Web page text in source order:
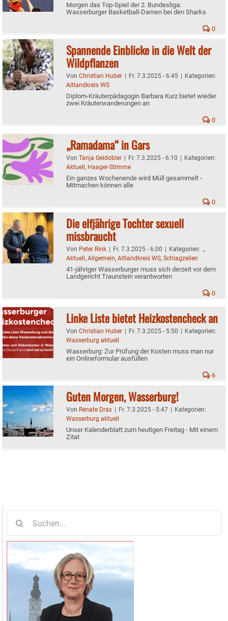
Morgen das Top-Spiel der 2. Bundesliga:
Wasserburger Basketball-Damen bei den Sharks
0
Spannende Einblicke in die Welt der
Wildpflanzen
Von Christian Huber | Fr. 7.3.2025 - 6:45 | Kategorien:
Altlandkreis WS
Diplom-Kräuterpädagogin Barbara Kurz bietet wieder
zwei Kräuterwanderungen an
0
„Ramadama“ in Gars
Von Tanja Geidobler | Fr. 7.3.2025 - 6:10 | Kategorien:
Aktuell, Haager-Stimme
Ein ganzes Wochenende wird Müll gesammelt -
Mitmachen können alle
0
Die elfjährige Tochter sexuell
missbraucht
Von Peter Rink | Fr. 7.3.2025 - 6:00 | Kategorien: .,
Aktuell, Allgemein, Altlandkreis WS, Schlagzeilen
41-jähriger Wasserburger muss sich derzeit vor dem
Landgericht Traunstein verantworten
0
Linke Liste bietet Heizkostencheck an
Von Christian Huber | Fr. 7.3.2025 - 5:50 | Kategorien:
Wasserburg aktuell
Wasserburg: Zur Prüfung der Kosten muss man nur
ein Onlineformular ausfüllen
6
Guten Morgen, Wasserburg!
Von Renate Drax | Fr. 7.3.2025 - 5:47 | Kategorien:
Wasserburg aktuell
Unser Kalenderblatt zum heutigen Freitag - Mit einem
Zitat
nach: